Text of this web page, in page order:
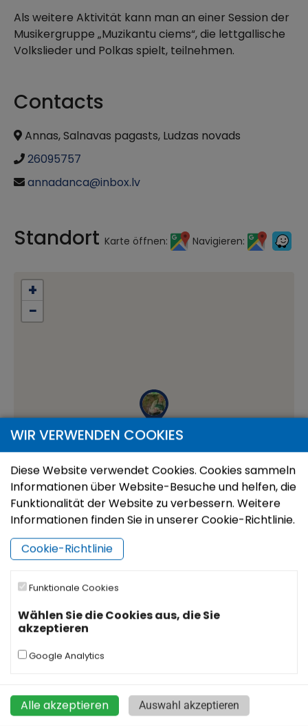
Als weitere Aktivität kann man an einer Session der
Musikergruppe „Muzikantu ciems“, die lettgallische
Volkslieder und Polkas spielt, teilnehmen.
Contacts
Annas, Salnavas pagasts, Ludzas novads
26095757
annadanca@inbox.lv
Standort Karte öffnen: Navigieren:
+
−
WIR VERWENDEN COOKIES
Diese Website verwendet Cookies. Cookies sammeln
Informationen über Website-Besuche und helfen, die
Funktionalität der Website zu verbessern. Weitere
Informationen finden Sie in unserer Cookie-Richtlinie.
Cookie-Richtlinie
Funktionale Cookies
Wählen Sie die Cookies aus, die Sie
akzeptieren
Google Analytics
Alle akzeptieren Auswahl akzeptieren